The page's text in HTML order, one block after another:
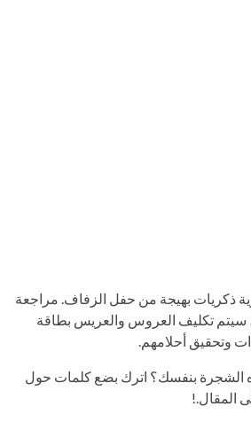
ذكريات بهيجة من حفل الزفاف. مراجعة
سيتم تكليف العروس والعريس بطاقة
وتحقيق أحلامهم.
الشجرة بنفسك؟ اترك بضع كلمات حول
المقال.!